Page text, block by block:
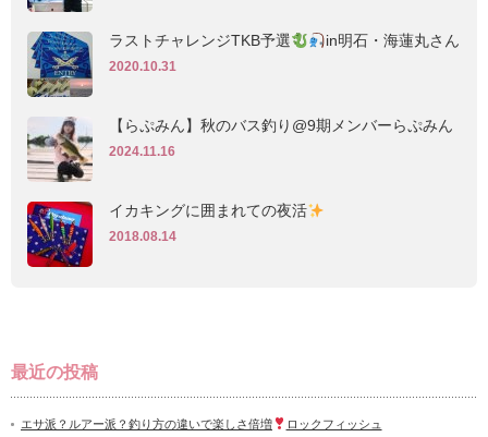
ラストチャレンジTKB予選 in明石・海蓮丸さん
2020.10.31
【らぷみん】秋のバス釣り@9期メンバーらぷみん
2024.11.16
イカキングに囲まれての夜活
2018.08.14
最近の投稿
エサ派？ルアー派？釣り方の違いで楽しさ倍増 ロックフィッシュ